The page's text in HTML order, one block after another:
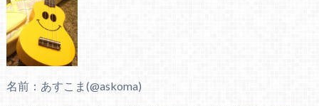
名前：あすこま(@askoma)